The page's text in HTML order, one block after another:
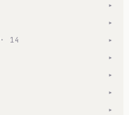
▾
▾
· 14 ▾
▾
▾
▾
▾